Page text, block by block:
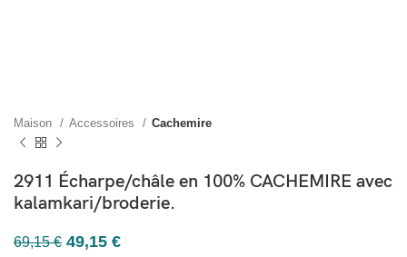
Maison Accessoires Cachemire
2911 Écharpe/châle en 100% CACHEMIRE avec
kalamkari/broderie.
69,15€ 49,15 €